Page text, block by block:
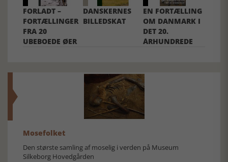
FORLADT –
FORTÆLLINGER
FRA 20
UBEBOEDE ØER
DANSKERNES
BILLEDSKAT
EN FORTÆLLING
OM DANMARK I
DET 20.
ÅRHUNDREDE
Mosefolket
Den største samling af moselig i verden på Museum
Silkeborg Hovedgården